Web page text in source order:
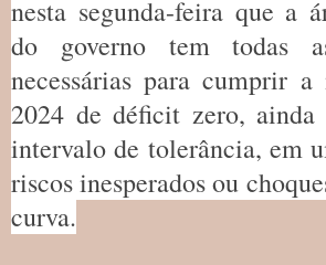
nesta segunda-feira que a
do governo tem todas
necessárias para cumprir
2024 de déficit zero,
intervalo de tolerância, em
riscos inesperados ou
curva.